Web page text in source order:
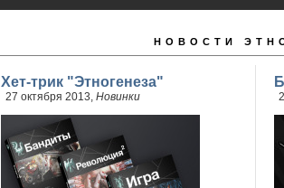
НОВОСТИ
Хет-трик "Этногенеза"
27 октября 2013, Новинки